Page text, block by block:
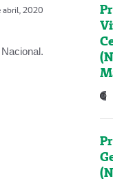
abril, 2020